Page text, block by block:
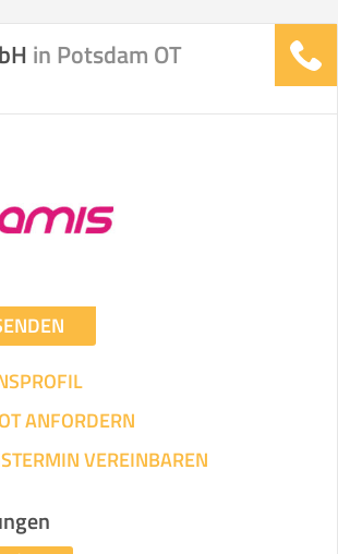
in Potsdam OT
ANFORDERN
VEREINBAREN